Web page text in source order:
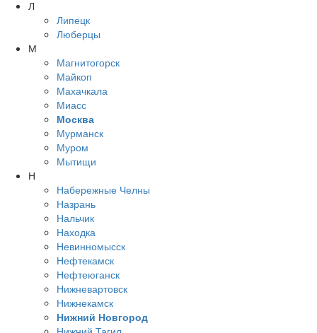
Л
Липецк
Люберцы
М
Магнитогорск
Майкоп
Махачкала
Миасс
Москва
Мурманск
Муром
Мытищи
Н
Набережные Челны
Назрань
Нальчик
Находка
Невинномысск
Нефтекамск
Нефтеюганск
Нижневартовск
Нижнекамск
Нижний Новгород